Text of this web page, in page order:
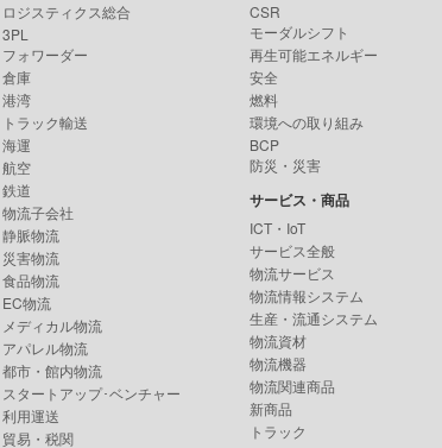
ロジスティクス総合
3PL
フォワーダー
倉庫
港湾
トラック輸送
海運
航空
鉄道
物流子会社
静脈物流
災害物流
食品物流
EC物流
メディカル物流
アパレル物流
都市・館内物流
スタートアップ･ベンチャー
利用運送
貿易・税関
CSR
モーダルシフト
再生可能エネルギー
安全
燃料
環境への取り組み
BCP
防災・災害
サービス・商品
ICT・IoT
サービス全般
物流サービス
物流情報システム
生産・流通システム
物流資材
物流機器
物流関連商品
新商品
トラック